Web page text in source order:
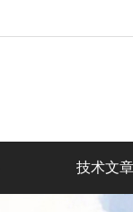
技术文章